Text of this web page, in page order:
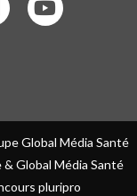
Global Média Santé
Global Média Santé
pluripro